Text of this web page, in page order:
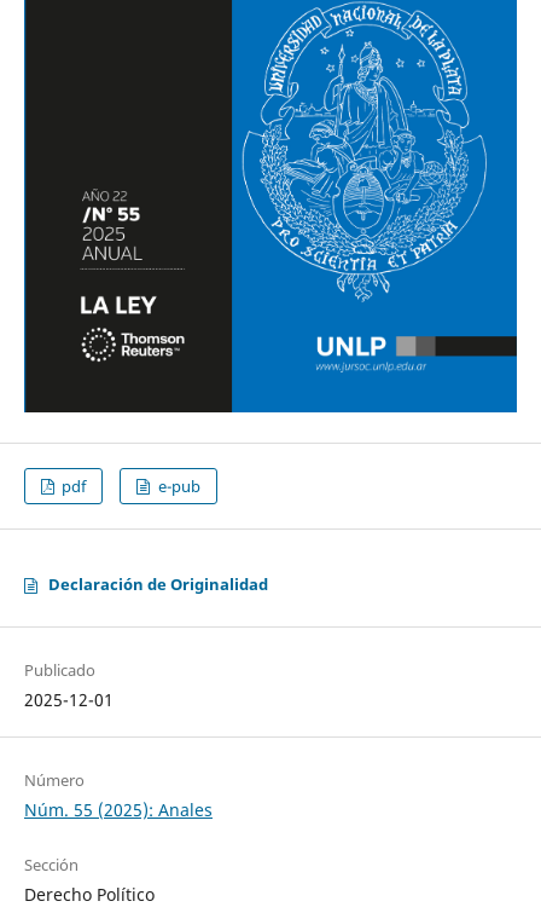
pdf e-pub
Declaración de Originalidad
Publicado
2025-12-01
Número
Núm. 55 (2025): Anales
Sección
Derecho Político